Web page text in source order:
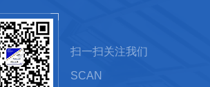
扫一扫关注我们
SCAN